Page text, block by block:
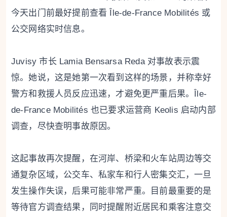
今天出门前最好提前查看 Île-de-France Mobilités 或
公交网络实时信息。
Juvisy 市长 Lamia Bensarsa Reda 对事故表示震
惊。她说，这是她第一次看到这样的场景，并称幸好
警方和救援人员反应迅速，才避免更严重后果。Île-
de-France Mobilités 也已要求运营商 Keolis 启动内部
调查，尽快查明事故原因。
这起事故再次提醒，在河岸、桥梁和火车站周边等交
通复杂区域，公交车、私家车和行人密集交汇，一旦
发生操作失误，后果可能非常严重。目前最重要的是
等待官方调查结果，同时提醒附近居民和乘客注意交